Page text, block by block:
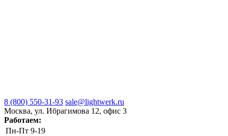
8 (800) 550-31-93 sale@lightwerk.ru
Москва, ул. Ибрагимова 12, офис 3
Работаем:
Пн-Пт 9-19